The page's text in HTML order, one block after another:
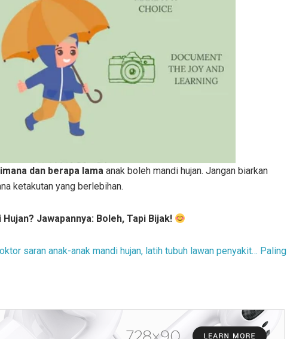
dan berapa lama anak boleh mandi hujan. Jangan biarkan
ketakutan yang berlebihan.
Jawapannya: Boleh, Tapi Bijak!
saran anak-anak mandi hujan, latih tubuh lawan penyakit… Paling